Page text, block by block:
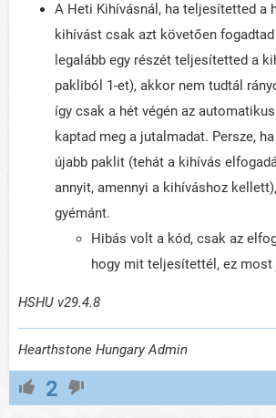
A Heti Kihívásnál, ha teljesítetted a
kihívást csak azt követően
legalább egy részét teljesítetted a
pakliból 1-et), akkor nem tudtál
így csak a hét végén az
kaptad meg a jutalmadat. Persze,
újabb paklit (tehát a kihívás
annyit, amennyi a kihíváshoz
gyémánt.
Hibás volt a kód, csak az
hogy mit teljesítettél, ez most
HSHU v29.4.8
Hearthstone Hungary Admin
2